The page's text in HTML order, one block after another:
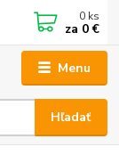
Menu
Hľadať
0 ks
za 0 €